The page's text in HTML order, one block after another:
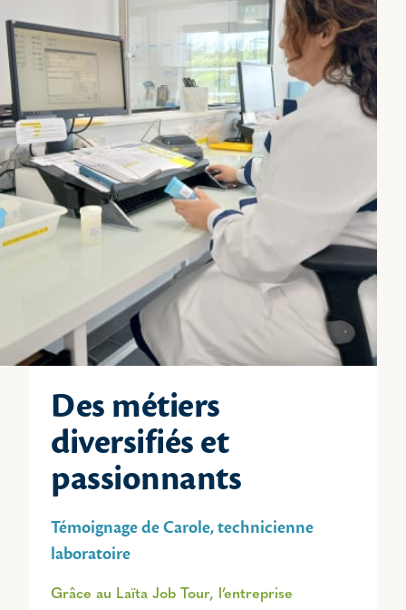
Des métiers
diversifiés et
passionnants
Témoignage de Carole, technicienne
laboratoire
Grâce au Laïta Job Tour, l’entreprise